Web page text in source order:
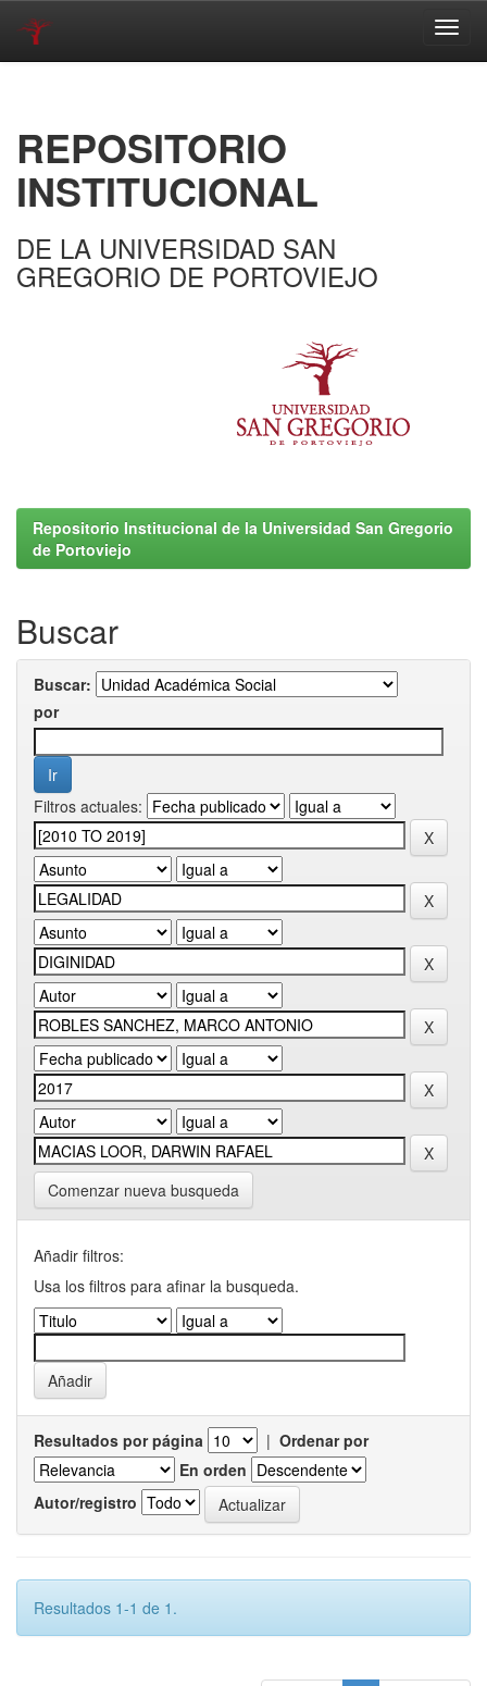
REPOSITORIO
INSTITUCIONAL
DE LA UNIVERSIDAD SAN
GREGORIO DE PORTOVIEJO
Repositorio Institucional de la Universidad San Gregorio
de Portoviejo
Buscar
Buscar:
por
Filtros actuales:
Comenzar nueva busqueda
Añadir filtros:
Usa los filtros para afinar la busqueda.
Resultados por página | Ordenar por
En orden
Autor/registro
Resultados 1-1 de 1.